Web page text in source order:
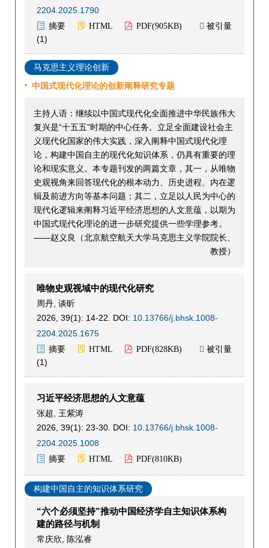
2204.2025.1790
摘要 HTML PDF(905KB)  被引量
(1)
马克思主义理论创新
中国式现代化理论的创新阐释研究专题
主持人语：继续以中国式现代化全面推进中华民族伟大
复兴是“十五五”时期的中心任务。立足全面建设社会主
义现代化国家的伟大实践，深入阐释中国式现代化理
论，构建中国自主的现代化知识体系，仍具有重要的理
论和现实意义。本专题刊发的两篇文章，其一，从唯物
史观视角来回答现代化的根本动力、历史进程、内在逻
辑及前进方向等基本问题；其二，立足以人民为中心的
现代化逻辑来阐释习近平经济思想的人文意蕴，以期为
中国式现代化理论的进一步研究提供一些学理参考。
——赵义良（北京航空航天大学马克思主义学院院长、
教授）
唯物史观视域中的现代化研究
周丹 谈昕
2026, 39(1): 14-22.
DOI: 10.13766/j.bhsk.1008-
2204.2025.1675
摘要 HTML PDF(828KB)  被引量
(1)
习近平经济思想的人文意蕴
张超
王紫涛
2026, 39(1): 23-30. DOI: 10.13766/j.bhsk.1008-
2204.2025.1008
摘要 HTML PDF(810KB)
构建中国自主的知识体系研究
“六个必须坚持”推动中国经济学自主知识体系构
建的路径与机制
常庆欣
陈泓睿